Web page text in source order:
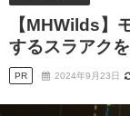
【MHWilds】
するスラアク
PR 2024年9月23日